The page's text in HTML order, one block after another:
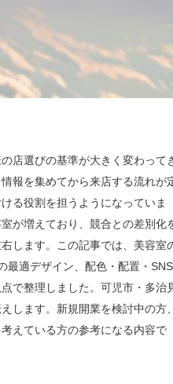
店選びの基準が大きく変わって
報を集めてから来店する流れが
る役割を担うようになっていま
が増えており、競合との差別化
します。この記事では、美容室
最適デザイン、配色・配置・SNS
で整理しました。可児市・多治
します。新規開業を検討中の方
えている方の参考になる内容で